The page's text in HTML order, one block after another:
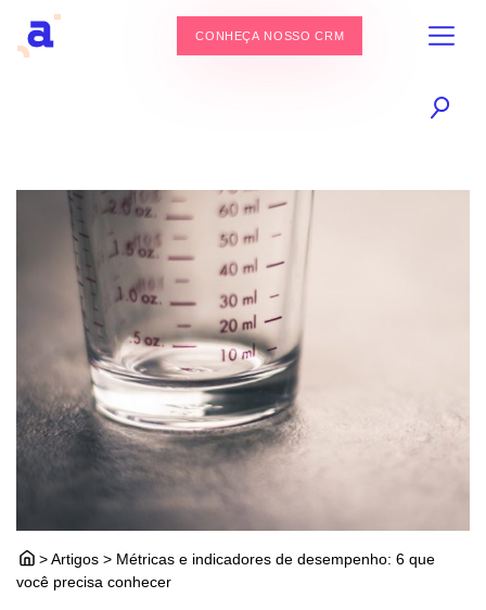
CONHEÇA NOSSO CRM
> Artigos > Métricas e indicadores de desempenho: 6 que
você precisa conhecer